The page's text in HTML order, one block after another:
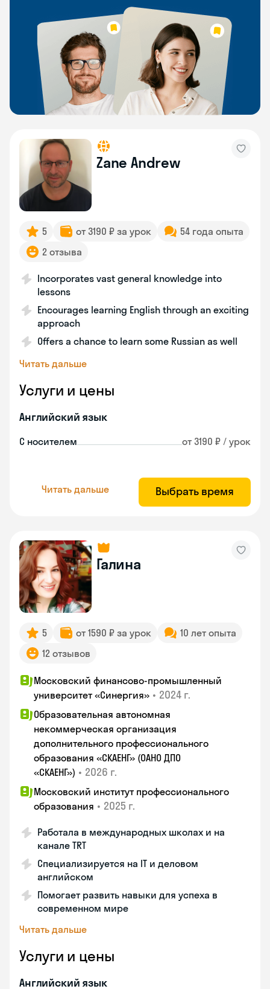
Zane Andrew
5 от 3190 ₽ за урок
54 года опыта
2 отзыва
Incorporates vast general knowledge into
lessons
Encourages learning English through an exciting
approach
Offers a chance to learn some Russian as well
Читать дальше
Услуги и цены
Английский язык
С носителем от 3190 ₽ / урок
Читать дальше Выбрать время
Галина
5 от 1590 ₽ за урок
10 лет опыта
12 отзывов
Московский финансово-промышленный
университет «Синергия» • 2024 г.
Образовательная автономная
некоммерческая организация
дополнительного профессионального
образования «СКАЕНГ» (ОАНО ДПО
«СКАЕНГ») • 2026 г.
Московский институт профессионального
образования • 2025 г.
Работала в международных школах и на
канале TRT
Специализируется на IT и деловом
английском
Помогает развить навыки для успеха в
современном мире
Читать дальше
Услуги и цены
Английский язык